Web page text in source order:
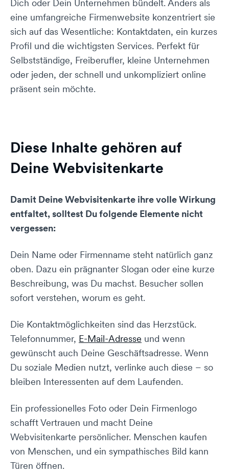
Dich oder Dein Unternehmen bündelt. Anders als
eine umfangreiche Firmenwebsite konzentriert sie
sich auf das Wesentliche: Kontaktdaten, ein kurzes
Profil und die wichtigsten Services. Perfekt für
Selbstständige, Freiberufler, kleine Unternehmen
oder jeden, der schnell und unkompliziert online
präsent sein möchte.
Diese Inhalte gehören auf
Deine Webvisitenkarte
Damit Deine Webvisitenkarte ihre volle Wirkung
entfaltet, solltest Du folgende Elemente nicht
vergessen:
Dein Name oder Firmenname steht natürlich ganz
oben. Dazu ein prägnanter Slogan oder eine kurze
Beschreibung, was Du machst. Besucher sollen
sofort verstehen, worum es geht.
Die Kontaktmöglichkeiten sind das Herzstück.
Telefonnummer, E-Mail-Adresse und wenn
gewünscht auch Deine Geschäftsadresse. Wenn
Du soziale Medien nutzt, verlinke auch diese – so
bleiben Interessenten auf dem Laufenden.
Ein professionelles Foto oder Dein Firmenlogo
schafft Vertrauen und macht Deine
Webvisitenkarte persönlicher. Menschen kaufen
von Menschen, und ein sympathisches Bild kann
Türen öffnen.